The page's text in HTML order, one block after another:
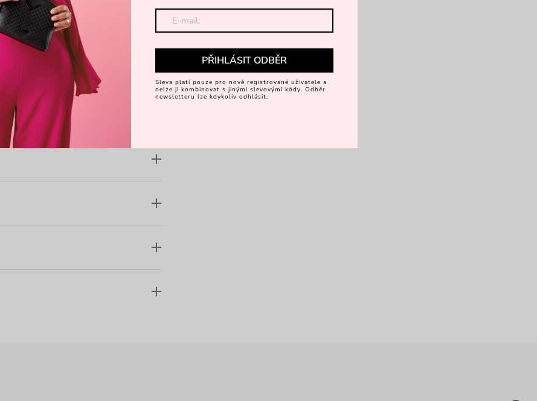
a plné malé na nártu boty
celý den
PŘIHLÁSIT ODBĚR
Sleva platí pouze pro nově registrované uživatele a
nelze ji kombinovat s jinými slevovými kódy. Odběr
newsletteru lze kdykoliv odhlásit.